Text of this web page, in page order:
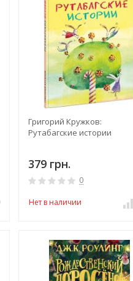
Григорий Кружков:
Рутабагские истории
379 грн.
0
Нет в наличии